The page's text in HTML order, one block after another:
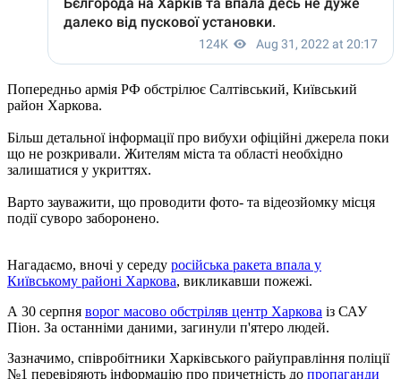
Попередньо армія РФ обстрілює Салтівський, Київський
район Харкова.
Більш детальної інформації про вибухи офіційні джерела поки
що не розкривали. Жителям міста та області необхідно
залишатися у укриттях.
Варто зауважити, що проводити фото- та відеозйомку місця
події суворо заборонено.
Нагадаємо, вночі у середу російська ракета впала у
Київському районі Харкова, викликавши пожежі.
А 30 серпня ворог масово обстріляв центр Харкова із САУ
Піон. За останніми даними, загинули п'ятеро людей.
Зазначимо, співробітники Харківського райуправління поліції
№1 перевіряють інформацію про причетність до пропаганди